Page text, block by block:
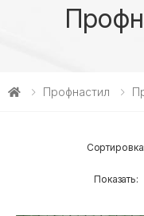
Профнастил
Сортировка:
Показать: